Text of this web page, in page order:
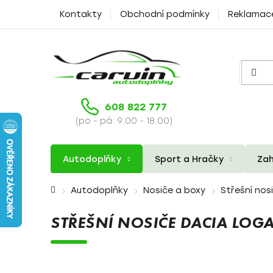
Kontakty Obchodní podmínky
608 822 777
(po - pá: 9:00 - 18:00)
Autodoplňky Sport a Hračky
Domů Autodoplňky Nosiče a boxy Střešní
STŘEŠNÍ NOSIČE DACIA